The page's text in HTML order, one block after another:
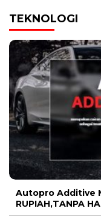
TEKNOLOGI
Autopro Additive
RUPIAH,TANPA